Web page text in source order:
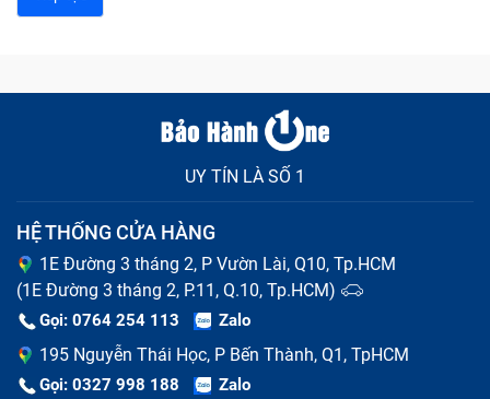
Màn hình laptop có thể gặp phải một số lỗi phổ biến
những dấu hiệu thường gặp là màn hình bị sọc ngang
hoặc dọc, gây khó chịu khi sử dụng. Nếu bạn thấy màn
hình nhấp nháy liên tục, đó có thể là dấu hiệu của sự
cố về phần cứng hoặc phần mềm.
UY TÍN LÀ SỐ 1
HỆ THỐNG CỬA HÀNG
1E Đường 3 tháng 2, P Vườn Lài, Q10, Tp.HCM
(1E Đường 3 tháng 2, P.11, Q.10, Tp.HCM)
Gọi: 0764 254 113 Zalo
195 Nguyễn Thái Học, P Bến Thành, Q1, TpHCM
Gọi: 0327 998 188 Zalo